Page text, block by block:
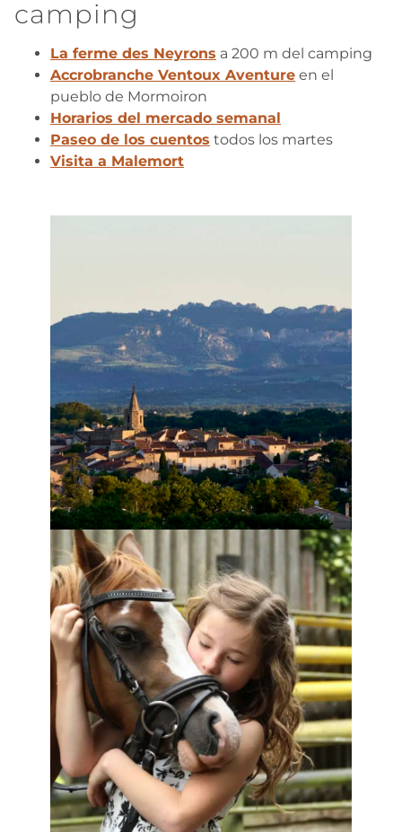
camping
La ferme des Neyrons a 200 m del camping
Accrobranche Ventoux Aventure en el
pueblo de Mormoiron
Horarios del mercado semanal
Paseo de los cuentos todos los martes
Visita a Malemort